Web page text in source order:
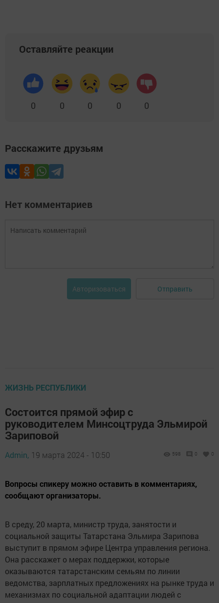
Оставляйте реакции
0 0 0 0 0
Расскажите друзьям
Нет комментариев
Авторизоваться Отправить
ЖИЗНЬ РЕСПУБЛИКИ
Состоится прямой эфир с
руководителем Минсоцтруда Эльмирой
Зариповой
Admin, 19 марта 2024 - 10:50 598 0 0
Вопросы спикеру можно оставить в комментариях,
сообщают организаторы.
В среду, 20 марта, министр труда, занятости и
социальной защиты Татарстана Эльмира Зарипова
выступит в прямом эфире Центра управления региона.
Она расскажет о мерах поддержки, которые
оказываются татарстанским семьям по линии
ведомства, зарплатных предложениях на рынке труда и
механизмах по социальной адаптации людей с